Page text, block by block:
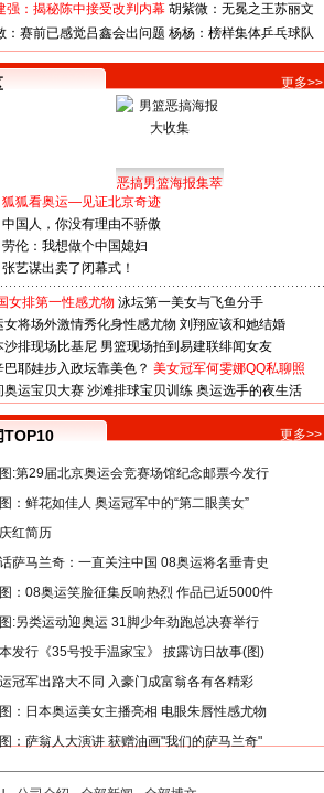
强：揭秘陈中接受改判内幕 胡紫微：无冕之王苏丽文
：赛前已感觉吕鑫会出问题 杨杨：榜样集体乒乓球队
更多>>
恶搞男篮海报集萃
狐狐看奥运—见证北京奇迹
中国人，你没有理由不骄傲
劳伦：我想做个中国媳妇
张艺谋出卖了闭幕式！
女排第一性感尤物 泳坛第一美女与飞鱼分手
女将场外激情秀化身性感尤物 刘翔应该和她结婚
沙排现场比基尼 男篮现场拍到易建联绯闻女友
巴耶娃步入政坛靠美色？ 美女冠军何雯娜QQ私聊照
奥运宝贝大赛 沙滩排球宝贝训练 奥运选手的夜生活
TOP10 更多>>
:第29届北京奥运会竞赛场馆纪念邮票今发行
：鲜花如佳人 奥运冠军中的“第二眼美女”
红简历
萨马兰奇：一直关注中国 08奥运将名垂青史
：08奥运笑脸征集反响热烈 作品已近5000件
:另类运动迎奥运 31脚少年劲跑总决赛举行
发行《35号投手温家宝》 披露访日故事(图)
冠军出路大不同 入豪门成富翁各有各精彩
：日本奥运美女主播亮相 电眼朱唇性感尤物
：萨翁人大演讲 获赠油画"我们的萨马兰奇"